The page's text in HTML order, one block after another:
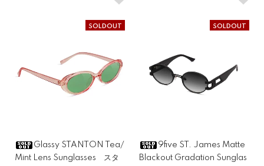
SOLDOUT
Glassy STANTON Tea/
Mint Lens Sunglasses スタ
SOLDOUT
9five ST. James Matte
Blackout Gradation Sunglas